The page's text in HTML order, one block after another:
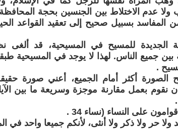
ولا عدم الاختلاط بين الجنسين بحجة
المفاسد بسبيل صحيح إلى تعقيد القواعد
الجديدة للمسيح في المسيحية، قد ألغى
بين جميع الناس. لهذا لا يوجد في المسيحية
.
أكثر أمام الجميع، أعني صورة
نقوم بعمل مقارنة موجزة وسريعة ما بين الآيات
على النساء (نساء 34 .
حر ولا ذكر ولا أنثى، لأنكم جميعا واحد في